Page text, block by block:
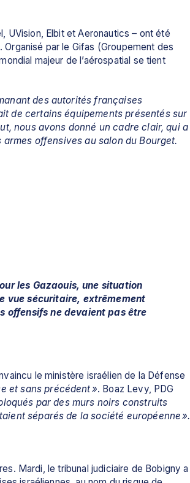
UVision, Elbit et Aeronautics – ont été
par le Gifas (Groupement des
majeur de l’aérospatial se tient
des autorités françaises
de certains équipements présentés sur
nous avons donné un cadre clair, qui a
offensives au salon du Bourget.
les Gazaouis, une situation
vue sécuritaire, extrêmement
offensifs ne devaient pas être
le ministère israélien de la Défense
et sans précédent ». Boaz Levy, PDG
par des murs noirs construits
séparés de la société européenne ».
Mardi, le tribunal judiciaire de Bobigny a